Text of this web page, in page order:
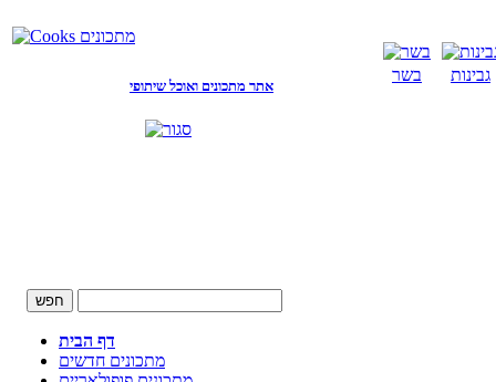
אתר מתכונים ואוכל שיתופי
בשר גבינות
דף הבית
מתכונים חדשים